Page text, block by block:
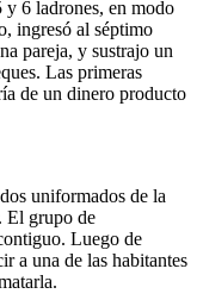
y 6 ladrones, en modo
ingresó al séptimo
pareja, y sustrajo un
Las primeras
de un dinero producto
uniformados de la
El grupo de
Luego de
a una de las habitantes